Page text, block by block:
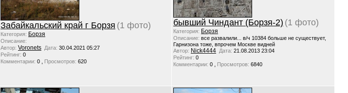
Забайкальский край г Борзя (1 фото)
Категория: Борзя
Описание:
Автор: Voronets Дата: 30.04.2021 05:27
Рейтинг: 0
Комментарии: 0 , Просмотров: 620
бывший Чиндант (Борзя-2) (1 фото)
Категория: Борзя
Описание: все развалили... в/ч 10384 больше не существует,
Гарнизона тоже, впрочем Москве видней
Автор: Nick4444 Дата: 21.08.2013 23:04
Рейтинг: 0
Комментарии: 0 , Просмотров: 6840